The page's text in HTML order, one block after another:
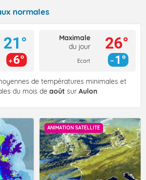
normales
21°
6°
Maximale
du jour
Ecart
26°
1°
de températures minimales et
du mois de août sur Aulon
ANIMATION SATELLITE